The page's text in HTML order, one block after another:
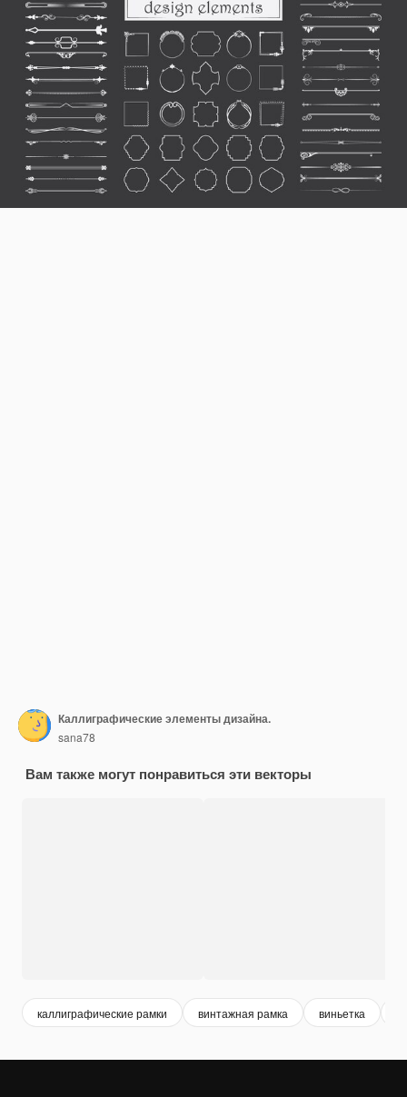
Каллиграфические элементы дизайна.
sana78
Вам также могут понравиться эти векторы
каллиграфические рамки винтажная рамка виньетка